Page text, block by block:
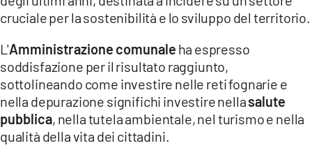
cruciale per la sostenibilità e lo sviluppo del territorio.
L'Amministrazione comunale ha espresso
soddisfazione per il risultato raggiunto,
sottolineando come investire nelle reti fognarie e
nella depurazione significhi investire nellasalute
pubblica, nella tutela ambientale, nel turismo e nella
qualità della vita dei cittadini.